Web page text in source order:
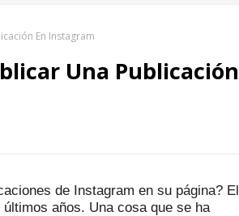
En Instagram
Una Publicación
de Instagram en su página? El
años. Una cosa que se ha